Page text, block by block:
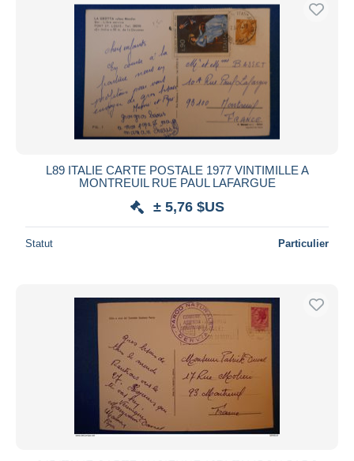
L89 ITALIE CARTE POSTALE 1977 VINTIMILLE A
MONTREUIL RUE PAUL LAFARGUE
± 5,76 $US
Statut Particulier